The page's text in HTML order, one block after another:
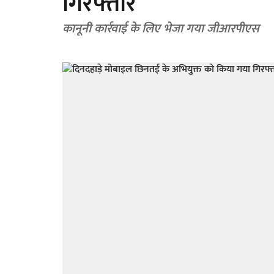
कानूनी कार्रवाई के लिए भेजा गया जीआरपीएस